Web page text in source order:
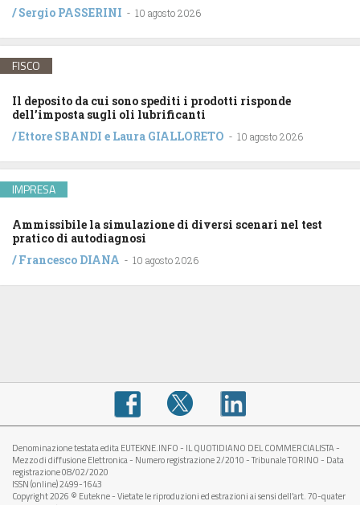
/Sergio PASSERINI - 10 agosto 2026
FISCO
Il deposito da cui sono spediti i prodotti risponde
dell’imposta sugli oli lubrificanti
/Ettore SBANDI e Laura GIALLORETO - 10 agosto 2026
IMPRESA
Ammissibile la simulazione di diversi scenari nel test
pratico di autodiagnosi
/Francesco DIANA - 10 agosto 2026
Denominazione testata edita EUTEKNE.INFO - IL QUOTIDIANO DEL COMMERCIALISTA -
Mezzo di diffusione Elettronica - Numero registrazione 2/2010 - Tribunale TORINO - Data
registrazione 08/02/2020
ISSN (online) 2499-1643
Copyright 2026 © Eutekne - Vietate le riproduzioni ed estrazioni ai sensi dell’art. 70-quater